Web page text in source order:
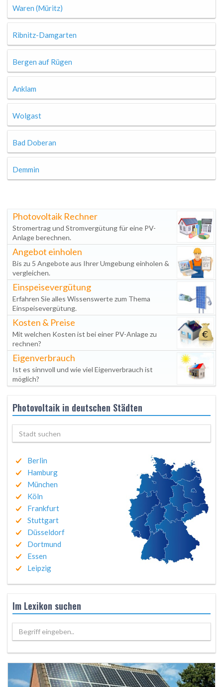
Waren (Müritz)
Ribnitz-Damgarten
Bergen auf Rügen
Anklam
Wolgast
Bad Doberan
Demmin
Photovoltaik Rechner
Stromertrag und Stromvergütung für eine PV-
Anlage berechnen.
Angebot einholen
Bis zu 5 Angebote aus Ihrer Umgebung einholen &
vergleichen.
Einspeisevergütung
Erfahren Sie alles Wissenswerte zum Thema
Einspeisevergütung.
Kosten & Preise
Mit welchen Kosten ist bei einer PV-Anlage zu
rechnen?
Eigenverbrauch
Ist es sinnvoll und wie viel Eigenverbrauch ist
möglich?
Photovoltaik in deutschen Städten
Berlin
Hamburg
München
Köln
Frankfurt
Stuttgart
Düsseldorf
Dortmund
Essen
Leipzig
Im Lexikon suchen
Begriff eingeben..